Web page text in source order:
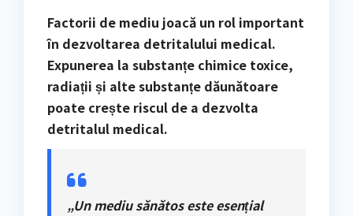
Factorii de mediu joacă un rol important
în dezvoltarea detritalului medical.
Expunerea la substanțe chimice toxice,
radiații și alte substanțe dăunătoare
poate crește riscul de a dezvolta
detritalul medical.
„Un mediu sănătos este esențial